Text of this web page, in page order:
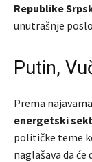
Republike
unutrašnje
Putin,
Prema
energetski
političke teme
naglašava da